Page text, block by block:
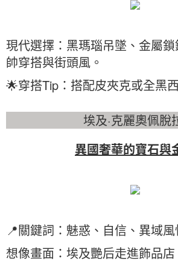
現代選擇：黑瑪瑙吊墜、金屬
帥穿搭與街頭風。
🌟穿搭Tip：搭配皮夾克或全黑
埃及·克麗奧佩脫
異國奢華的寶石與
📍關鍵詞：魅惑、自信、異域風
想像畫面：埃及艷后走進飾品